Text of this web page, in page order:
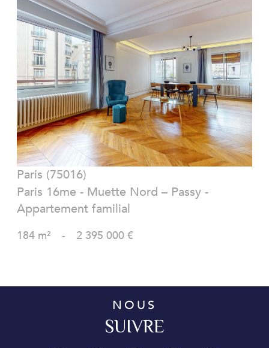
VOIR LE BIEN
Paris (75016)
Paris 16me - Muette Nord – Passy -
Appartement familial
184 m² - 2 395 000 €
NOUS
SUIVRE